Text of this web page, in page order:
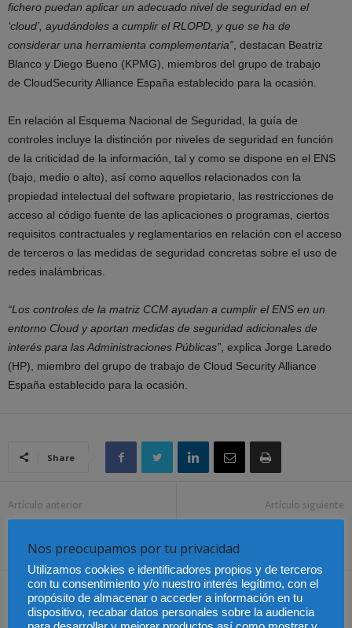
fichero puedan aplicar un adecuado nivel de seguridad en el
‘cloud’, ayudándoles a cumplir el RLOPD, y que se ha de
considerar una herramienta complementaria” , destacan Beatriz
Blanco y Diego Bueno (KPMG), miembros del grupo de trabajo
de CloudSecurity Alliance España establecido para la ocasión.
En relación al Esquema Nacional de Seguridad, la guía de
controles incluye la distinción por niveles de seguridad en función
de la criticidad de la información, tal y como se dispone en el ENS
(bajo, medio o alto), así como aquellos relacionados con la
propiedad intelectual del software propietario, las restricciones de
acceso al código fuente de las aplicaciones o programas, ciertos
requisitos contractuales y reglamentarios en relación con el acceso
de terceros o las medidas de seguridad concretas sobre el uso de
redes inalámbricas.
“Los controles de la matriz CCM ayudan a cumplir el ENS en un
entorno Cloud y aportan medidas de seguridad adicionales de
interés para las Administraciones Públicas” , explica Jorge Laredo
(HP), miembro del grupo de trabajo de Cloud Security Alliance
España establecido para la ocasión.
Share
Artículo anterior
Crisis económica y
Derecho Laboral europeo
Artículo siguiente
Caso Sindicatos – Iberia:
¿Es o no es mediación?
Artículos relacionados Más del autor
Nos preocupamos por tu privacidad
Utilizamos cookies e identificadores propios y de terceros
con tu consentimiento y/o nuestro interés legítimo, con el
propósito de almacenar o acceder a información en tu
dispositivo, recabar datos personales sobre la audiencia